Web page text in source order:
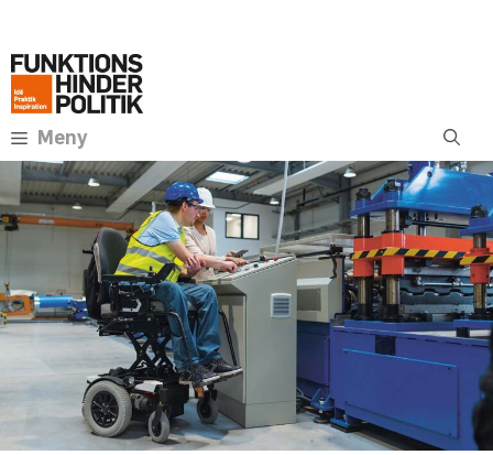
innehåll
Meny